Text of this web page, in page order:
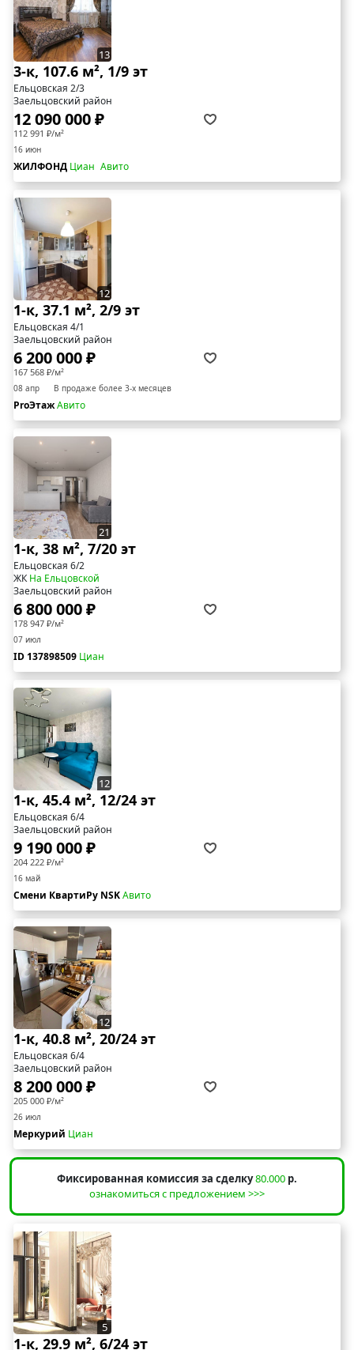
13
3-к, 107.6 м², 1/9 эт
Ельцовская 2/3
Заельцовский район
12 090 000 ₽
112 991 ₽/м²
16 июн
ЖИЛФОНД Циан Авито
12
1-к, 37.1 м², 2/9 эт
Ельцовская 4/1
Заельцовский район
6 200 000 ₽
167 568 ₽/м²
08 апр В продаже более 3-х месяцев
ProЭтажАвито
21
1-к, 38 м², 7/20 эт
Ельцовская 6/2
ЖКНа Ельцовской
Заельцовский район
6 800 000 ₽
178 947 ₽/м²
07 июл
ID 137898509 Циан
12
1-к, 45.4 м², 12/24 эт
Ельцовская 6/4
Заельцовский район
9 190 000 ₽
204 222 ₽/м²
16 май
Смени КвартиРу NSKАвито
12
1-к, 40.8 м², 20/24 эт
Ельцовская 6/4
Заельцовский район
8 200 000 ₽
205 000 ₽/м²
26 июл
Меркурий Циан
Фиксированная комиссия за сделку80.000 р.
ознакомиться с предложением >>>
5
1-к, 29.9 м², 6/24 эт